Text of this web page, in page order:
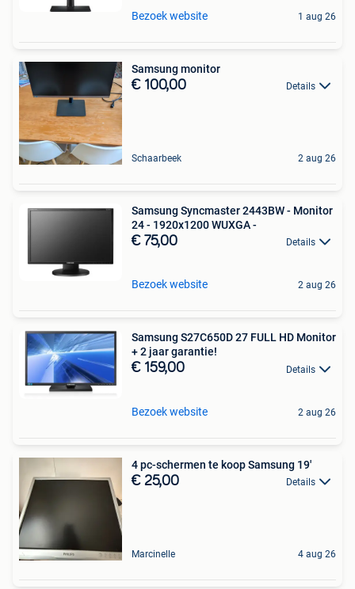
Bezoek website 1 aug 26
Samsung monitor
€ 100,00 Details
Schaarbeek 2 aug 26
Samsung Syncmaster 2443BW - Monitor
24 - 1920x1200 WUXGA -
€ 75,00 Details
Bezoek website 2 aug 26
Samsung S27C650D 27 FULL HD Monitor
+ 2 jaar garantie!
€ 159,00 Details
Bezoek website 2 aug 26
4 pc-schermen te koop Samsung 19'
€ 25,00 Details
Marcinelle 4 aug 26